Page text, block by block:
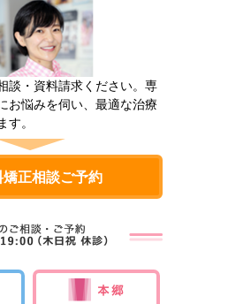
談・資料請求ください。専
お悩みを伺い、最適な治療
す。
矯正相談ご予約